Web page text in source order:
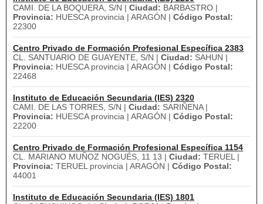
CAMI. DE LA BOQUERA, S/N | Ciudad: BARBASTRO |
Provincia: HUESCA provincia | ARAGÓN | Código Postal:
22300
Centro Privado de Formación Profesional Específica 2383
CL. SANTUARIO DE GUAYENTE, S/N | Ciudad: SAHUN |
Provincia: HUESCA provincia | ARAGÓN | Código Postal:
22468
Instituto de Educación Secundaria (IES) 2320
CAMI. DE LAS TORRES, S/N | Ciudad: SARIÑENA |
Provincia: HUESCA provincia | ARAGÓN | Código Postal:
22200
Centro Privado de Formación Profesional Específica 1154
CL. MARIANO MUÑOZ NOGUÉS, 11 13 | Ciudad: TERUEL |
Provincia: TERUEL provincia | ARAGÓN | Código Postal:
44001
Instituto de Educación Secundaria (IES) 1801